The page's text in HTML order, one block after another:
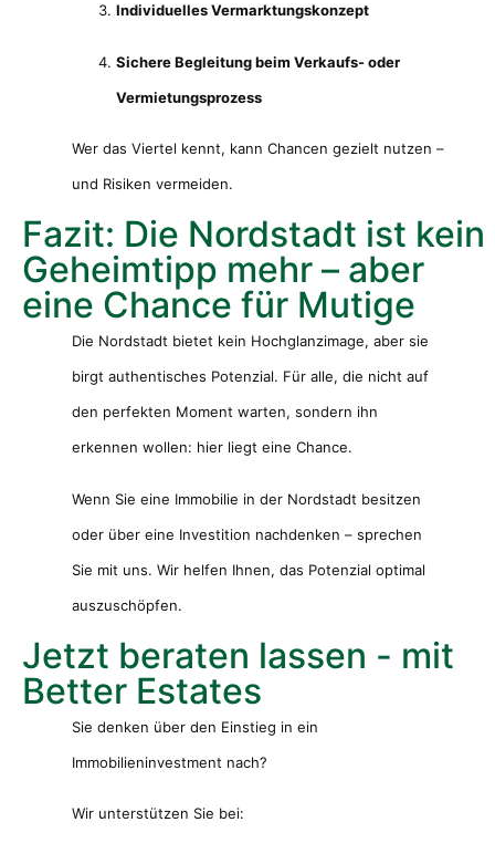
Individuelles Vermarktungskonzept
Sichere Begleitung beim Verkaufs- oder
Vermietungsprozess
Wer das Viertel kennt, kann Chancen gezielt nutzen –
und Risiken vermeiden.
Fazit: Die Nordstadt ist kein
Geheimtipp mehr – aber
eine Chance für Mutige
Die Nordstadt bietet kein Hochglanzimage, aber sie
birgt authentisches Potenzial. Für alle, die nicht auf
den perfekten Moment warten, sondern ihn
erkennen wollen: hier liegt eine Chance.
Wenn Sie eine Immobilie in der Nordstadt besitzen
oder über eine Investition nachdenken – sprechen
Sie mit uns. Wir helfen Ihnen, das Potenzial optimal
auszuschöpfen.
Jetzt beraten lassen - mit
Better Estates
Sie denken über den Einstieg in ein
Immobilieninvestment nach?
Wir unterstützen Sie bei: